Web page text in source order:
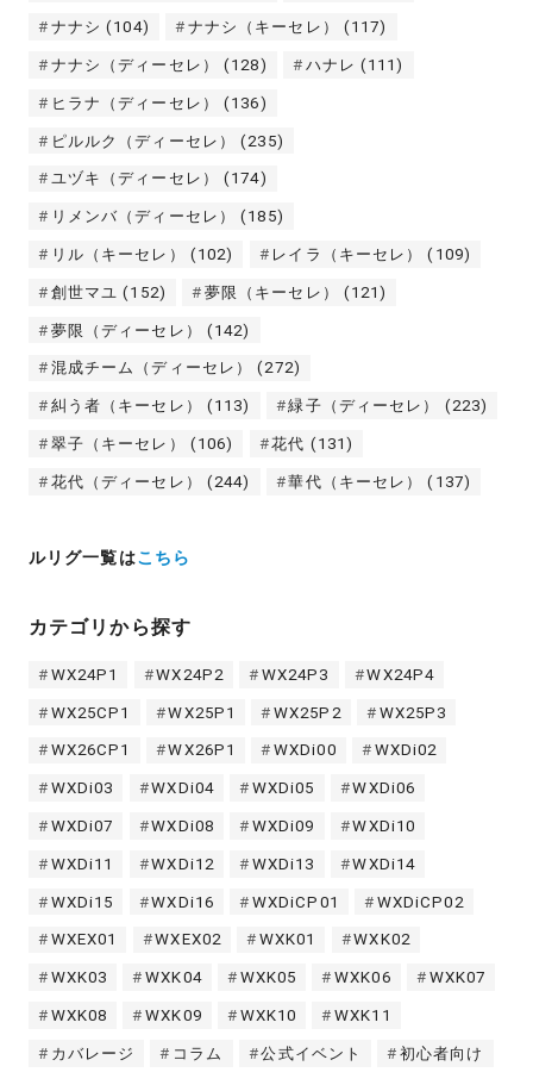
ナナシ (104) ナナシ（キーセレ） (117)
ナナシ（ディーセレ） (128) ハナレ (111)
ヒラナ（ディーセレ） (136)
ピルルク（ディーセレ） (235)
ユヅキ（ディーセレ） (174)
リメンバ（ディーセレ） (185)
リル（キーセレ） (102) レイラ（キーセレ） (109)
創世マユ (152) 夢限（キーセレ） (121)
夢限（ディーセレ） (142)
混成チーム（ディーセレ） (272)
糾う者（キーセレ） (113) 緑子（ディーセレ） (223)
翠子（キーセレ） (106) 花代 (131)
花代（ディーセレ） (244) 華代（キーセレ） (137)
ルリグ一覧はこちら
カテゴリから探す
WX24P1 WX24P2 WX24P3 WX24P4
WX25CP1 WX25P1 WX25P2 WX25P3
WX26CP1 WX26P1 WXDi00 WXDi02
WXDi03 WXDi04 WXDi05 WXDi06
WXDi07 WXDi08 WXDi09 WXDi10
WXDi11 WXDi12 WXDi13 WXDi14
WXDi15 WXDi16 WXDiCP01 WXDiCP02
WXEX01 WXEX02 WXK01 WXK02
WXK03 WXK04 WXK05 WXK06 WXK07
WXK08 WXK09 WXK10 WXK11
カバレージ コラム 公式イベント 初心者向け